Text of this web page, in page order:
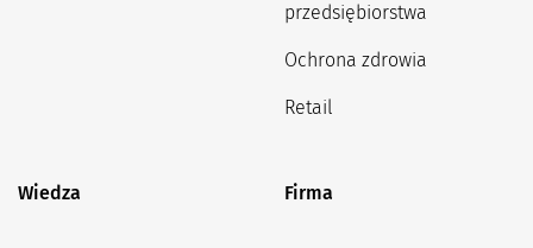
przedsiębiorstwa
Ochrona zdrowia
Retail
Wiedza Firma